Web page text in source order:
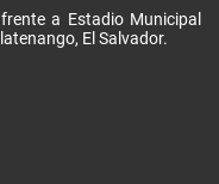
a Estadio Municipal
El Salvador.